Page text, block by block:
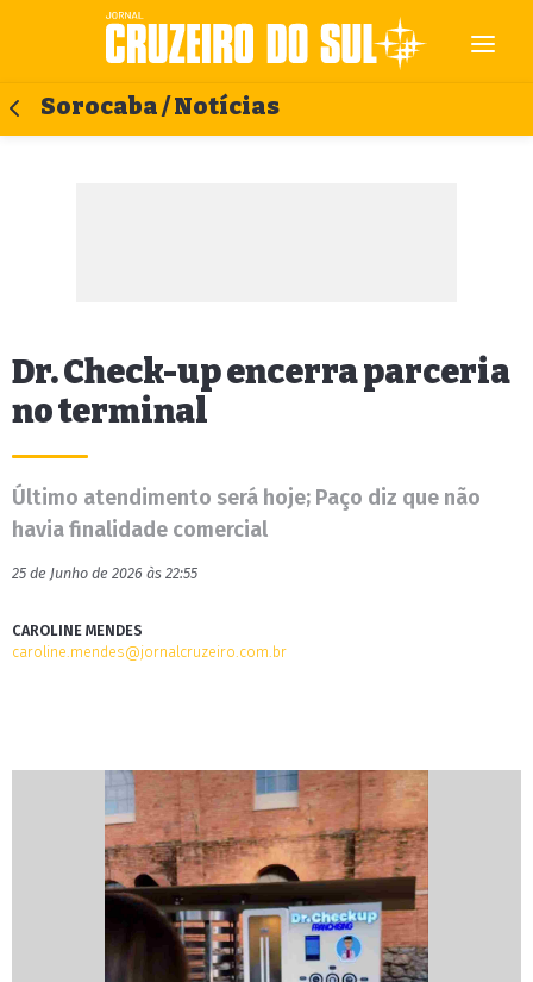
Sorocaba / Notícias
Dr. Check-up encerra parceria
no terminal
Último atendimento será hoje; Paço diz que não
havia finalidade comercial
25 de Junho de 2026 às 22:55
CAROLINE MENDES
caroline.mendes@jornalcruzeiro.com.br